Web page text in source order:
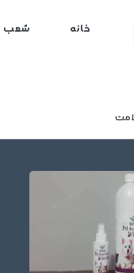
خانه شعب